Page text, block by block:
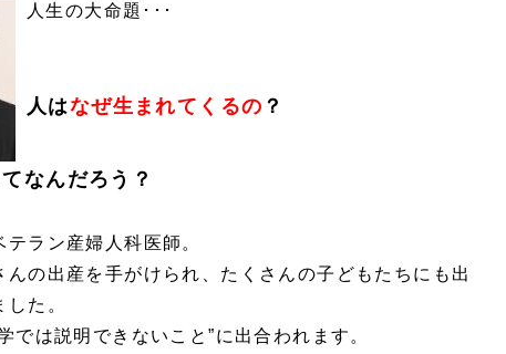
人生の大命題･･･
人はなぜ生まれてくるの ？
てなんだろう？
ラン産婦人科医師。
んの出産を手がけられ、たくさんの子どもたちにも出
た。
では説明できないこと”に出合われます。